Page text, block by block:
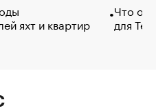
яхт и квартир
Что
для